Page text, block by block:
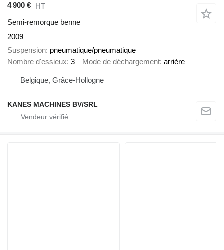
4 900 € HT
Semi-remorque benne
2009
Suspension pneumatique/pneumatique
Nombre d'essieux 3 Mode de déchargement arrière
Belgique, Grâce-Hollogne
KANES MACHINES BV/SRL